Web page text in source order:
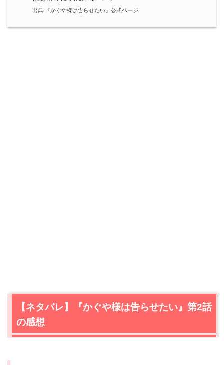
出典:『かぐや様は告らせたい』公式ページ
【ネタバレ】『かぐや様は告らせたい』第2話
の感想